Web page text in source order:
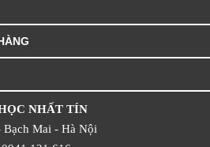
NHẤT TÍN
Mai - Hà Nội